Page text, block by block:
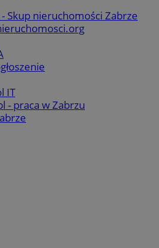
Skup nieruchomości Zabrze
IT
- praca w Zabrzu